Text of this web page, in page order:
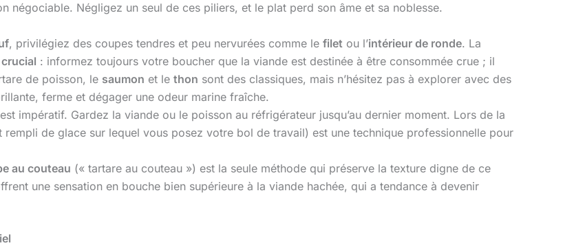
négociable. Négligez un seul de ces piliers, et le plat perd son âme et sa noblesse.
, privilégiez des coupes tendres et peu nervurées comme le filet ou l’intérieur de ronde. La
: informez toujours votre boucher que la viande est destinée à être consommée crue ; il
de poisson, le saumon et le thon sont des classiques, mais n’hésitez pas à explorer avec des
ferme et dégager une odeur marine fraîche.
impératif. Gardez la viande ou le poisson au réfrigérateur jusqu’au dernier moment. Lors de la
rempli de glace sur lequel vous posez votre bol de travail) est une technique professionnelle pour
au couteau (« tartare au couteau ») est la seule méthode qui préserve la texture digne de ce
une sensation en bouche bien supérieure à la viande hachée, qui a tendance à devenir